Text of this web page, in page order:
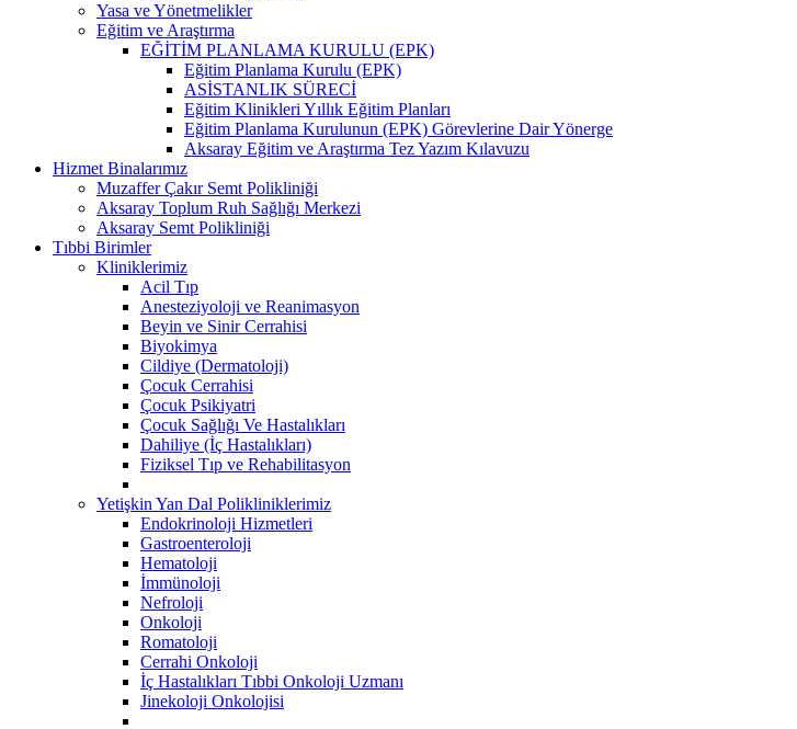
Yasa ve Yönetmelikler
Eğitim ve Araştırma
EĞİTİM PLANLAMA KURULU (EPK)
Eğitim Planlama Kurulu (EPK)
ASİSTANLIK SÜRECİ
Eğitim Klinikleri Yıllık Eğitim Planları
Eğitim Planlama Kurulunun (EPK) Görevlerine Dair Yönerge
Aksaray Eğitim ve Araştırma Tez Yazım Kılavuzu
Hizmet Binalarımız
Muzaffer Çakır Semt Polikliniği
Aksaray Toplum Ruh Sağlığı Merkezi
Aksaray Semt Polikliniği
Tıbbi Birimler
Kliniklerimiz
Acil Tıp
Anesteziyoloji ve Reanimasyon
Beyin ve Sinir Cerrahisi
Biyokimya
Cildiye (Dermatoloji)
Çocuk Cerrahisi
Çocuk Psikiyatri
Çocuk Sağlığı Ve Hastalıkları
Dahiliye (İç Hastalıkları)
Fiziksel Tıp ve Rehabilitasyon
Yetişkin Yan Dal Polikliniklerimiz
Endokrinoloji Hizmetleri
Gastroenteroloji
Hematoloji
İmmünoloji
Nefroloji
Onkoloji
Romatoloji
Cerrahi Onkoloji
İç Hastalıkları Tıbbi Onkoloji Uzmanı
Jinekoloji Onkolojisi